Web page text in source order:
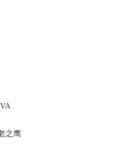
之鹰